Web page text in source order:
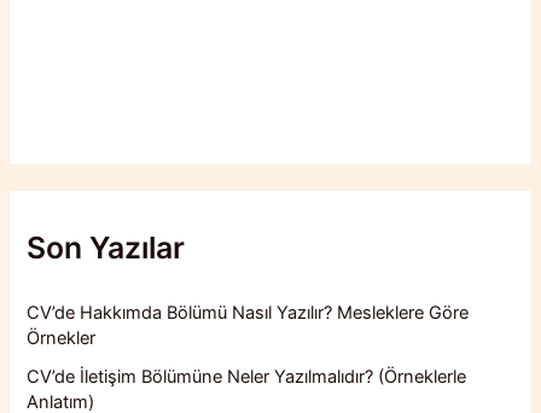
Son Yazılar
CV’de Hakkımda Bölümü Nasıl Yazılır? Mesleklere Göre
Örnekler
CV’de İletişim Bölümüne Neler Yazılmalıdır? (Örneklerle
Anlatım)